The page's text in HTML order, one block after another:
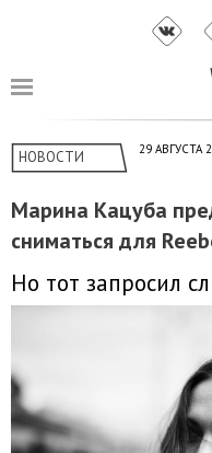
НОВОСТИ 29 АВГУСТА
Марина Кацуба
сниматься для
Но тот запросил